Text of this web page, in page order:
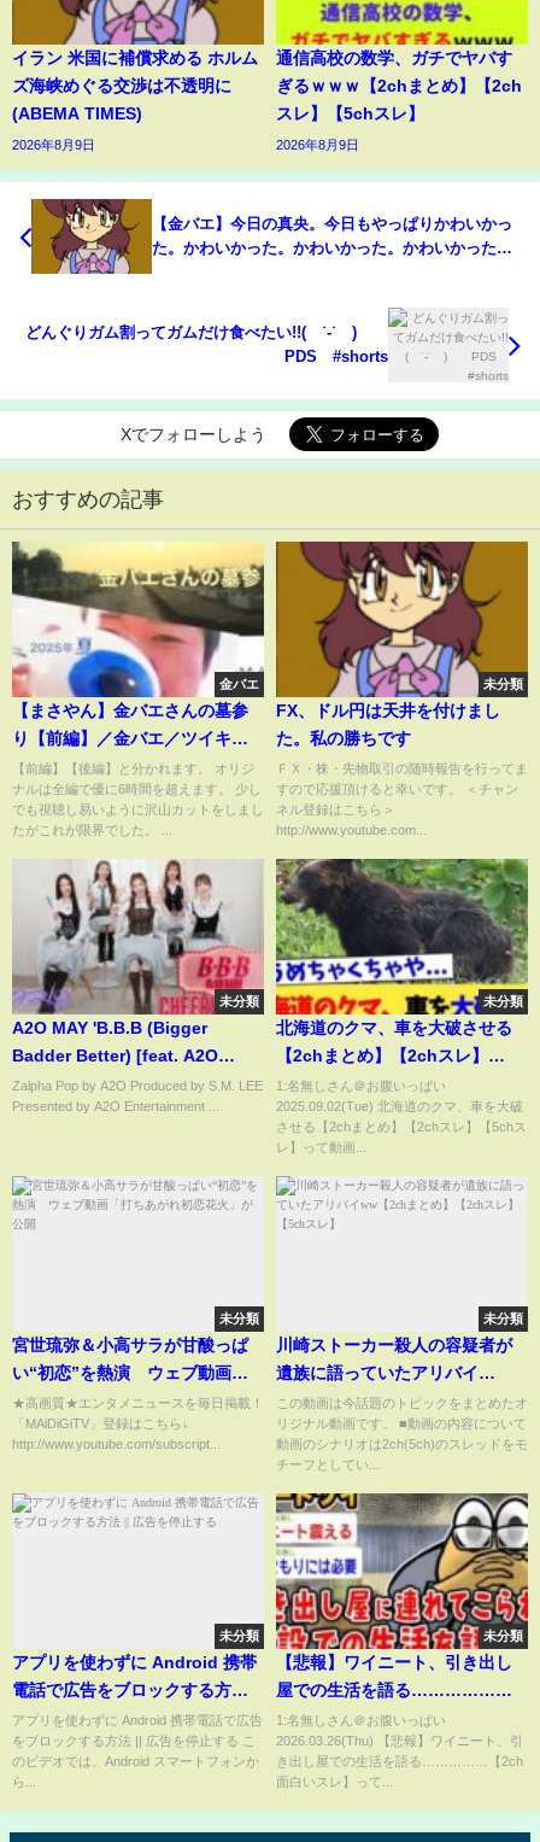
イラン 米国に補償求める ホルム
ズ海峡めぐる交渉は不透明に
(ABEMA TIMES)
2026年8月9日
通信高校の数学、ガチでヤバす
ぎるｗｗｗ【2chまとめ】【2ch
スレ】【5chスレ】
2026年8月9日
【金バエ】今日の真央。今日もやっぱりかわいかっ
た。かわいかった。かわいかった。かわいかった。
どんぐりガム割ってガムだけ食べたい!!( ˙-˙ )
PDS #shorts
Xでフォローしよう
おすすめの記事
金バエ
【まさやん】金バエさんの墓参
り【前編】／金バエ／ツイキャ
ス ／8月24日
【前編】【後編】と分かれます。 オリジ
ナルは全編で優に6時間を超えます。 少し
でも視聴し易いように沢山カットをしまし
たがこれが限界でした。 ...
未分類
FX、ドル円は天井を付けまし
た。私の勝ちです
ＦＸ・株・先物取引の随時報告を行ってま
すので応援頂けると幸いです。 ＜チャン
ネル登録はこちら＞
http://www.youtube.com...
未分類
A2O MAY 'B.B.B (Bigger
Badder Better) [feat. A2O
LTG]' Cheering Guide
Zalpha Pop by A2O Produced by S.M. LEE
Presented by A2O Entertainment ...
未分類
北海道のクマ、車を大破させる
【2chまとめ】【2chスレ】
【5chスレ】
1:名無しさん＠お腹いっぱい
2025.09.02(Tue) 北海道のクマ、車を大破
させる【2chまとめ】【2chスレ】【5chス
レ】って動画...
未分類
宮世琉弥＆小高サラが甘酸っぱ
い“初恋”を熱演 ウェブ動画
「打ちあがれ初恋花火」が公開
★高画質★エンタメニュースを毎日掲載！
「MAiDiGiTV」登録はこちら↓
http://www.youtube.com/subscript...
未分類
川崎ストーカー殺人の容疑者が
遺族に語っていたアリバイ
ww【2chまとめ】【2chスレ】
【5chスレ】
この動画は今話題のトピックをまとめたオ
リジナル動画です。 ■動画の内容について
動画のシナリオは2ch(5ch)のスレッドをモ
チーフとしてい...
未分類
アプリを使わずに Android 携帯
電話で広告をブロックする方法 ||
広告を停止する
アプリを使わずに Android 携帯電話で広告
をブロックする方法 || 広告を停止する こ
のビデオでは、Android スマートフォンか
ら...
未分類
【悲報】ワイニート、引き出し
屋での生活を語る……………
【2ch面白いスレ】
1:名無しさん＠お腹いっぱい
2026.03.26(Thu) 【悲報】ワイニート、引
き出し屋での生活を語る……………【2ch
面白いスレ】って...